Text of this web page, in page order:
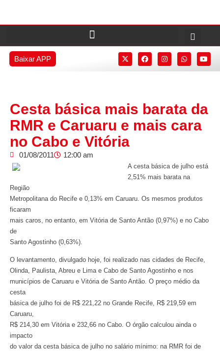
Baixar APP
Cesta básica mais barata da
RMR e Caruaru e mais cara
no Cabo e Vitória
01/08/2011 12:00 am
A cesta básica de julho está
2,51% mais barata na
Região
Metropolitana do Recife e 0,13% em Caruaru. Os mesmos produtos
ficaram
mais caros, no entanto, em Vitória de Santo Antão (0,97%) e no Cabo
de
Santo Agostinho (0,63%).
O levantamento, divulgado hoje, foi realizado nas cidades de Recife,
Olinda, Paulista, Abreu e Lima e Cabo de Santo Agostinho e nos
municípios de Caruaru e Vitória de Santo Antão. O preço médio da
cesta
básica de julho foi de R$ 221,22 no Grande Recife, R$ 219,59 em
Caruaru,
R$ 214,30 em Vitória e 232,66 no Cabo. O órgão calculou ainda o
impacto
do valor da cesta básica de julho no salário mínimo: na RMR foi de